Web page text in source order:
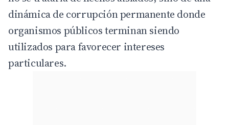
dinámica de corrupción permanente donde
organismos públicos terminan siendo
utilizados para favorecer intereses
particulares.